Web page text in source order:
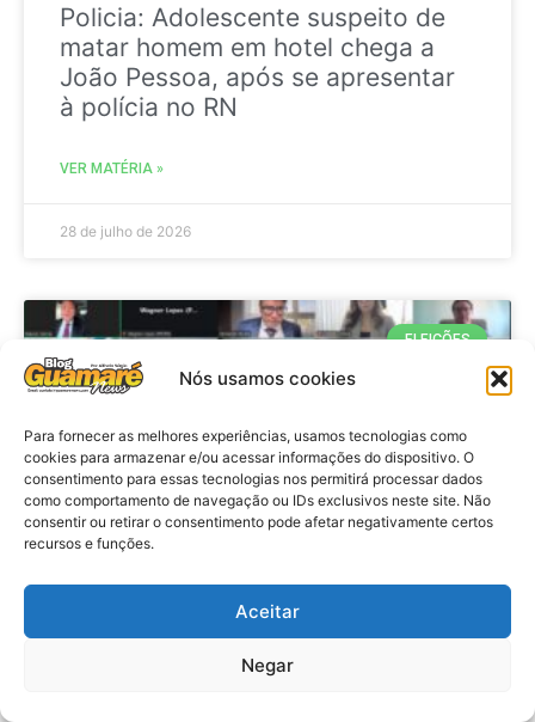
Nós usamos cookies
Para fornecer as melhores experiências, usamos tecnologias como
cookies para armazenar e/ou acessar informações do dispositivo. O
consentimento para essas tecnologias nos permitirá processar dados
como comportamento de navegação ou IDs exclusivos neste site. Não
consentir ou retirar o consentimento pode afetar negativamente certos
recursos e funções.
Aceitar
Negar
Policia: Adolescente suspeito de
matar homem em hotel chega a
João Pessoa, após se apresentar
à polícia no RN
VER MATÉRIA »
28 de julho de 2026
ELEIÇÕES
Eleições 2026: procuradores e
promotores eleitorais realizam
reunião de alinhamento no RN